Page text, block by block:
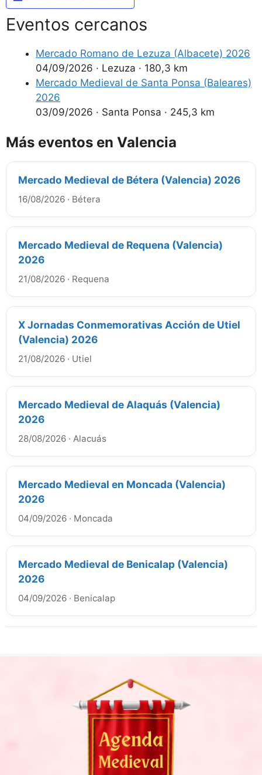
Eventos cercanos
Mercado Romano de Lezuza (Albacete) 2026
04/09/2026 · Lezuza · 180,3 km
Mercado Medieval de Santa Ponsa (Baleares)
2026
03/09/2026 · Santa Ponsa · 245,3 km
Más eventos en Valencia
Mercado Medieval de Bétera (Valencia) 2026
16/08/2026 · Bétera
Mercado Medieval de Requena (Valencia)
2026
21/08/2026 · Requena
X Jornadas Conmemorativas Acción de Utiel
(Valencia) 2026
21/08/2026 · Utiel
Mercado Medieval de Alaquás (Valencia)
2026
28/08/2026 · Alacuás
Mercado Medieval en Moncada (Valencia)
2026
04/09/2026 · Moncada
Mercado Medieval de Benicalap (Valencia)
2026
04/09/2026 · Benicalap